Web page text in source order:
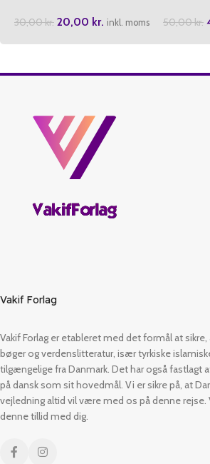
30,00kr. 20,00 kr. inkl. moms 50,00kr.
Vakif Forlag
Vakif Forlag er etableret med det formål at
bøger og verdenslitteratur, især tyrkiske
tilgængelige fra Danmark. Det har også fastlagt
på dansk som sit hovedmål. Vi er sikre på, at
vejledning altid vil være med os på denne
denne tillid med dig.